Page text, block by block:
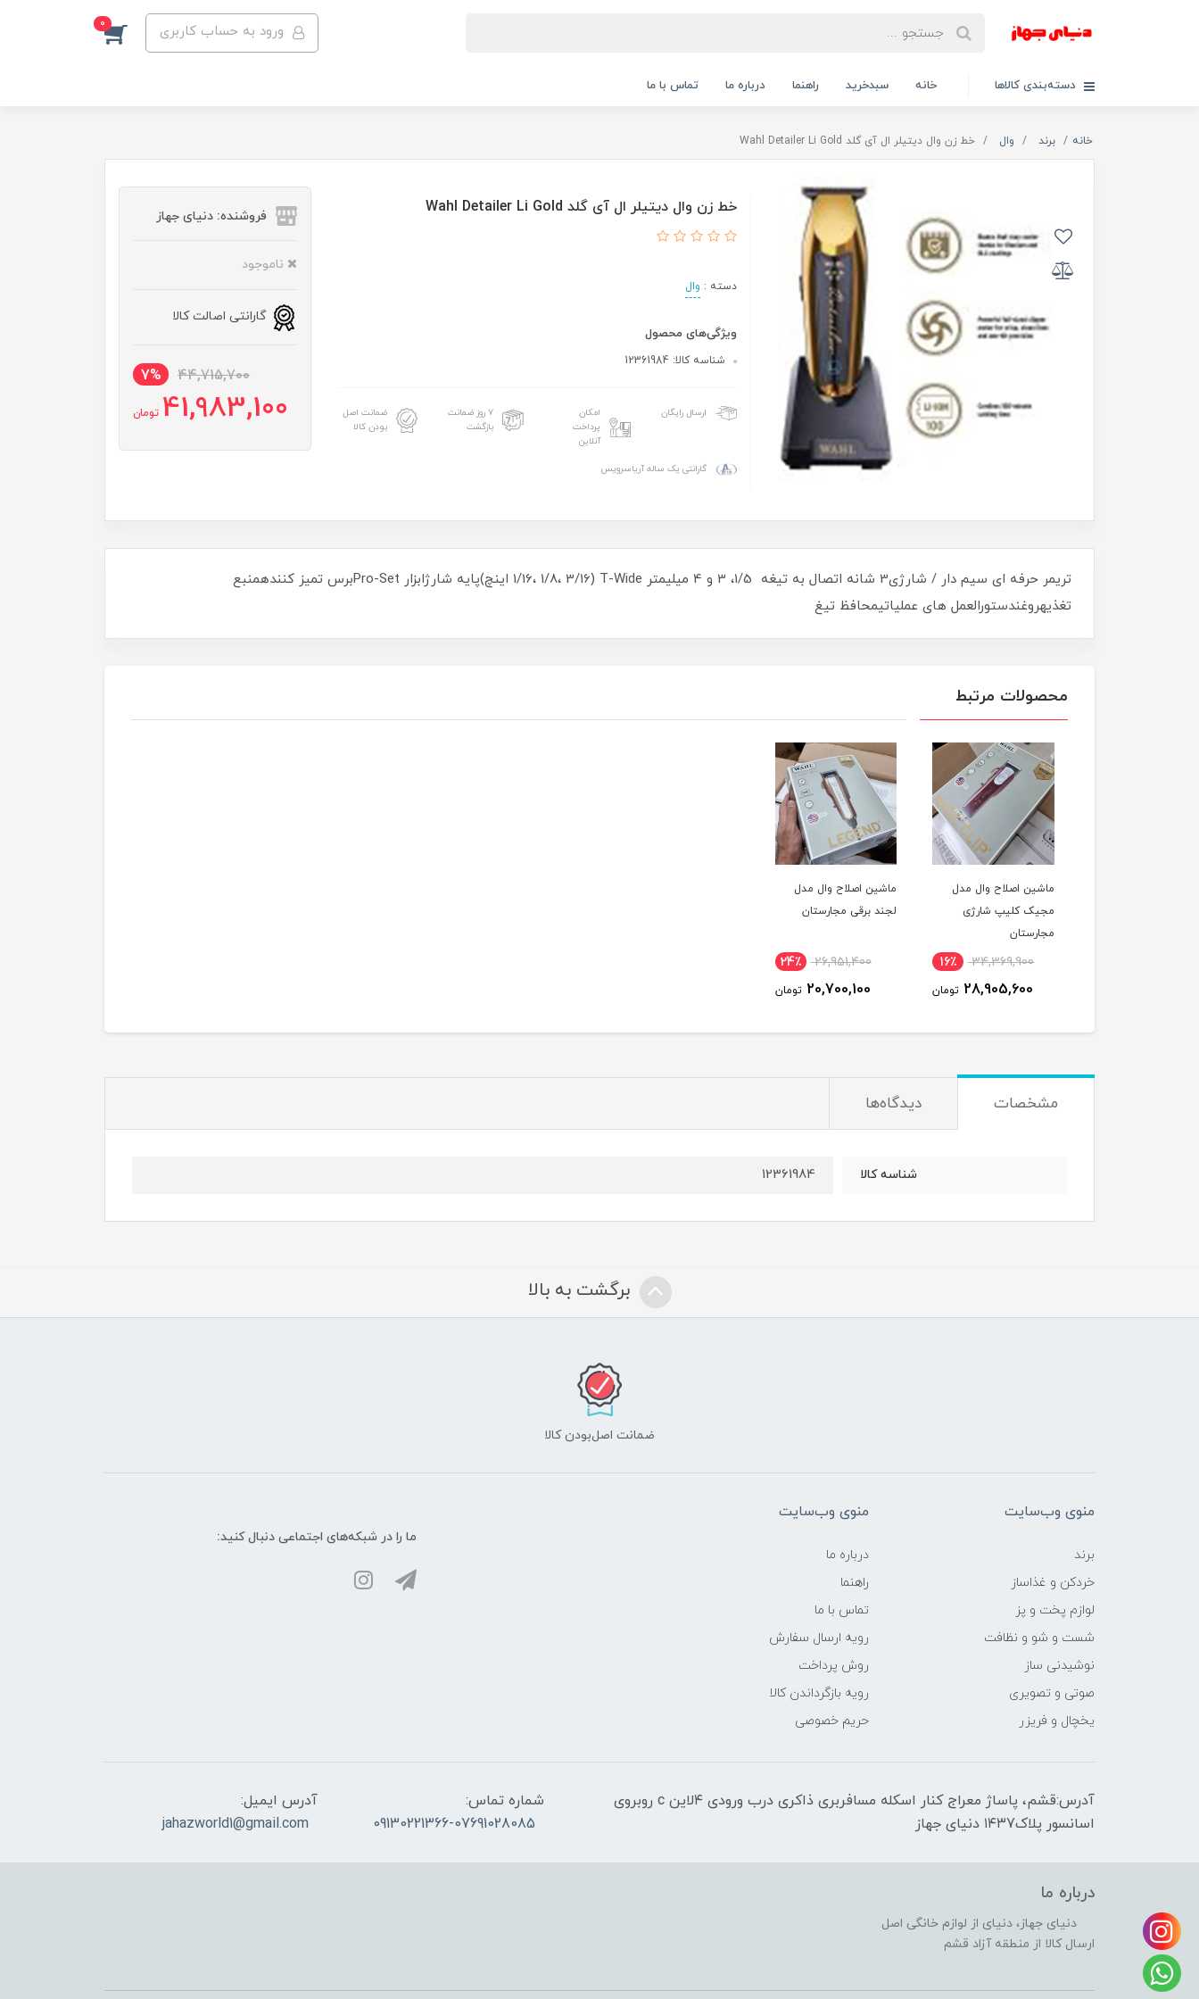
ورود به حساب کاربری 0
دسته‌بندی کالاها خانه سبدخرید راهنما درباره ما تماس با ما
خانه برند وال خط زن وال دیتیلر ال آی گلد Wahl Detailer Li Gold
خط زن وال دیتیلر ال آی گلد Wahl Detailer Li Gold
دسته : وال
ویژگی‌های محصول
شناسه کالا: 12361984
ارسال رایگان
امکان
پرداخت
آنلاین
۷ روز ضمانت
بازگشت
ضمانت اصل
بودن کالا
گارانتی یک ساله آریاسرویس
فروشنده: دنیای جهاز
ناموجود
گارانتی اصالت کالا
44,715,700
7%
41,983,100 تومان
تریمر حرفه ای سیم دار / شارژی3 شانه اتصال به تیغه 1/5، 3 و 4 میلیمتر T-Wide (1/16، 1/8، 3/16 اینچ)پایه شارژابزار Pro-Setبرس تمیز کنندهمنبع
تغذیهروغندستورالعمل های عملیاتیمحافظ تیغ
محصولات مرتبط
ماشین اصلاح وال مدل
مجیک کلیپ شارژی
مجارستان
34,369,900 16٪
28,905,600 تومان
ماشین اصلاح وال مدل
لجند برقی مجارستان
26,951,400 24٪
20,700,100 تومان
مشخصات دیدگاه‌ها
شناسه کالا 12361984
برگشت به بالا
ضمانت اصل‌بودن کالا
منوی وب‌سایت
برند
خردکن و غذاساز
لوازم پخت و پز
شست و شو و نظافت
نوشیدنی ساز
صوتی و تصویری
یخچال و فریزر
منوی وب‌سایت
درباره ما
راهنما
تماس با ما
رویه ارسال سفارش
روش پرداخت
رویه‌ بازگرداندن کالا
حریم خصوصی
ما را در شبکه‌های اجتماعی دنبال کنید:
آدرس:قشم، پاساژ معراج کنار اسکله مسافربری ذاکری درب ورودی ۴لاین c روبروی
اسانسور پلاک۱۴۳7 دنیای جهاز
شماره تماس:
09130221366-07691028085
آدرس ایمیل:
jahazworld1@gmail.com
درباره ما
دنیای جهاز، دنیای از لوازم خانگی اصل
ارسال کالا از منطقه آزاد قشم